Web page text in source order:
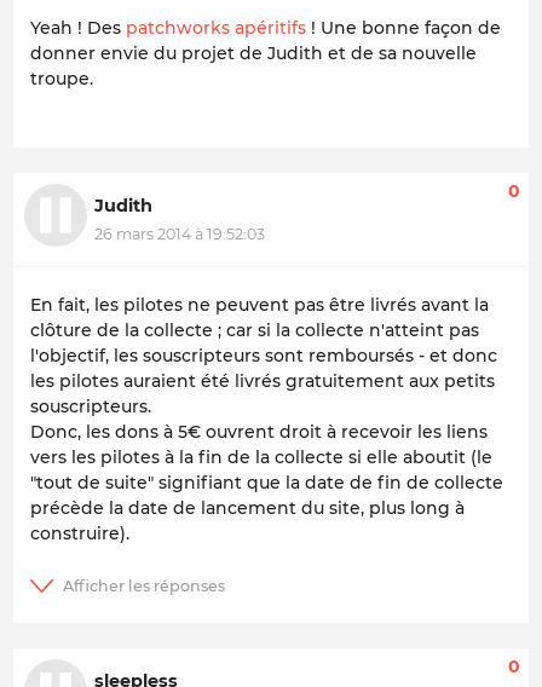
Yeah ! Des patchworks apéritifs ! Une bonne façon de
donner envie du projet de Judith et de sa nouvelle
troupe.
Judith
26 mars 2014 à 19:52:03
0
En fait, les pilotes ne peuvent pas être livrés avant la
clôture de la collecte ; car si la collecte n'atteint pas
l'objectif, les souscripteurs sont remboursés - et donc
les pilotes auraient été livrés gratuitement aux petits
souscripteurs.
Donc, les dons à 5€ ouvrent droit à recevoir les liens
vers les pilotes à la fin de la collecte si elle aboutit (le
"tout de suite" signifiant que la date de fin de collecte
précède la date de lancement du site, plus long à
construire).
sleepless
0